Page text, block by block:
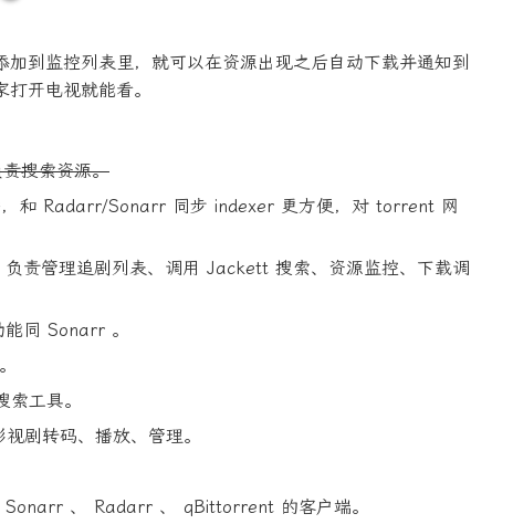
加到监控列表里，就可以在资源出现之后自动下载并通知到
开电视就能看。
搜索资源。
和 Radarr/Sonarr 同步 indexer 更方便，对 torrent 网
负责管理追剧列表、调用 Jackett 搜索、资源监控、下载调
同 Sonarr 。
索工具。
剧转码、播放、管理。
、 Radarr 、 qBittorrent 的客户端。